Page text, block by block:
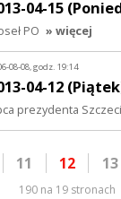
04-15
PO » więcej
08-08, godz. 19:14
04-12
prezydenta
11 12 13
190 na 19 stronach